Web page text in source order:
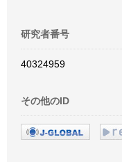
研究者番号
40324959
その他のID